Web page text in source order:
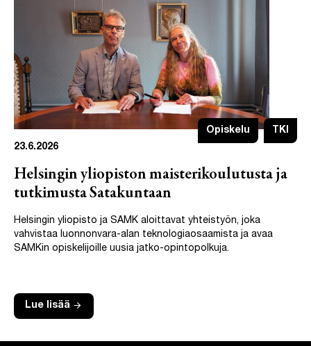
Opiskelu
TKI
23.6.2026
Helsingin yliopiston maisterikoulutusta ja
tutkimusta Satakuntaan
Helsingin yliopisto ja SAMK aloittavat yhteistyön, joka
vahvistaa luonnonvara-alan teknologiaosaamista ja avaa
SAMKin opiskelijoille uusia jatko-opintopolkuja.
Lue lisää arrow_forward